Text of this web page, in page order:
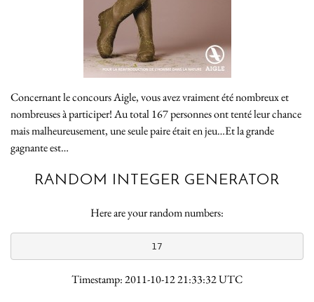
Concernant le concours Aigle, vous avez vraiment été nombreux et
nombreuses à participer! Au total 167 personnes ont tenté leur chance
mais malheureusement, une seule paire était en jeu…Et la grande
gagnante est…
RANDOM INTEGER GENERATOR
Here are your random numbers:
17
Timestamp: 2011-10-12 21:33:32 UTC